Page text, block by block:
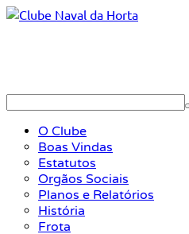
O Clube
Boas Vindas
Estatutos
Orgãos Sociais
Planos e Relatórios
História
Frota